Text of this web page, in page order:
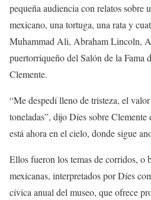
pequeña audiencia con relatos sobre
mexicano, una tortuga, una rata y
Muhammad Ali, Abraham Lincoln,
puertorriqueño del Salón de la Fama
Clemente.
“Me despedí lleno de tristeza, el
toneladas”, dijo Díes sobre
está ahora en el cielo, donde sigue
Ellos fueron los temas de corridos, o
mexicanas, interpretados por Díes
cívica anual del museo, que ofrece